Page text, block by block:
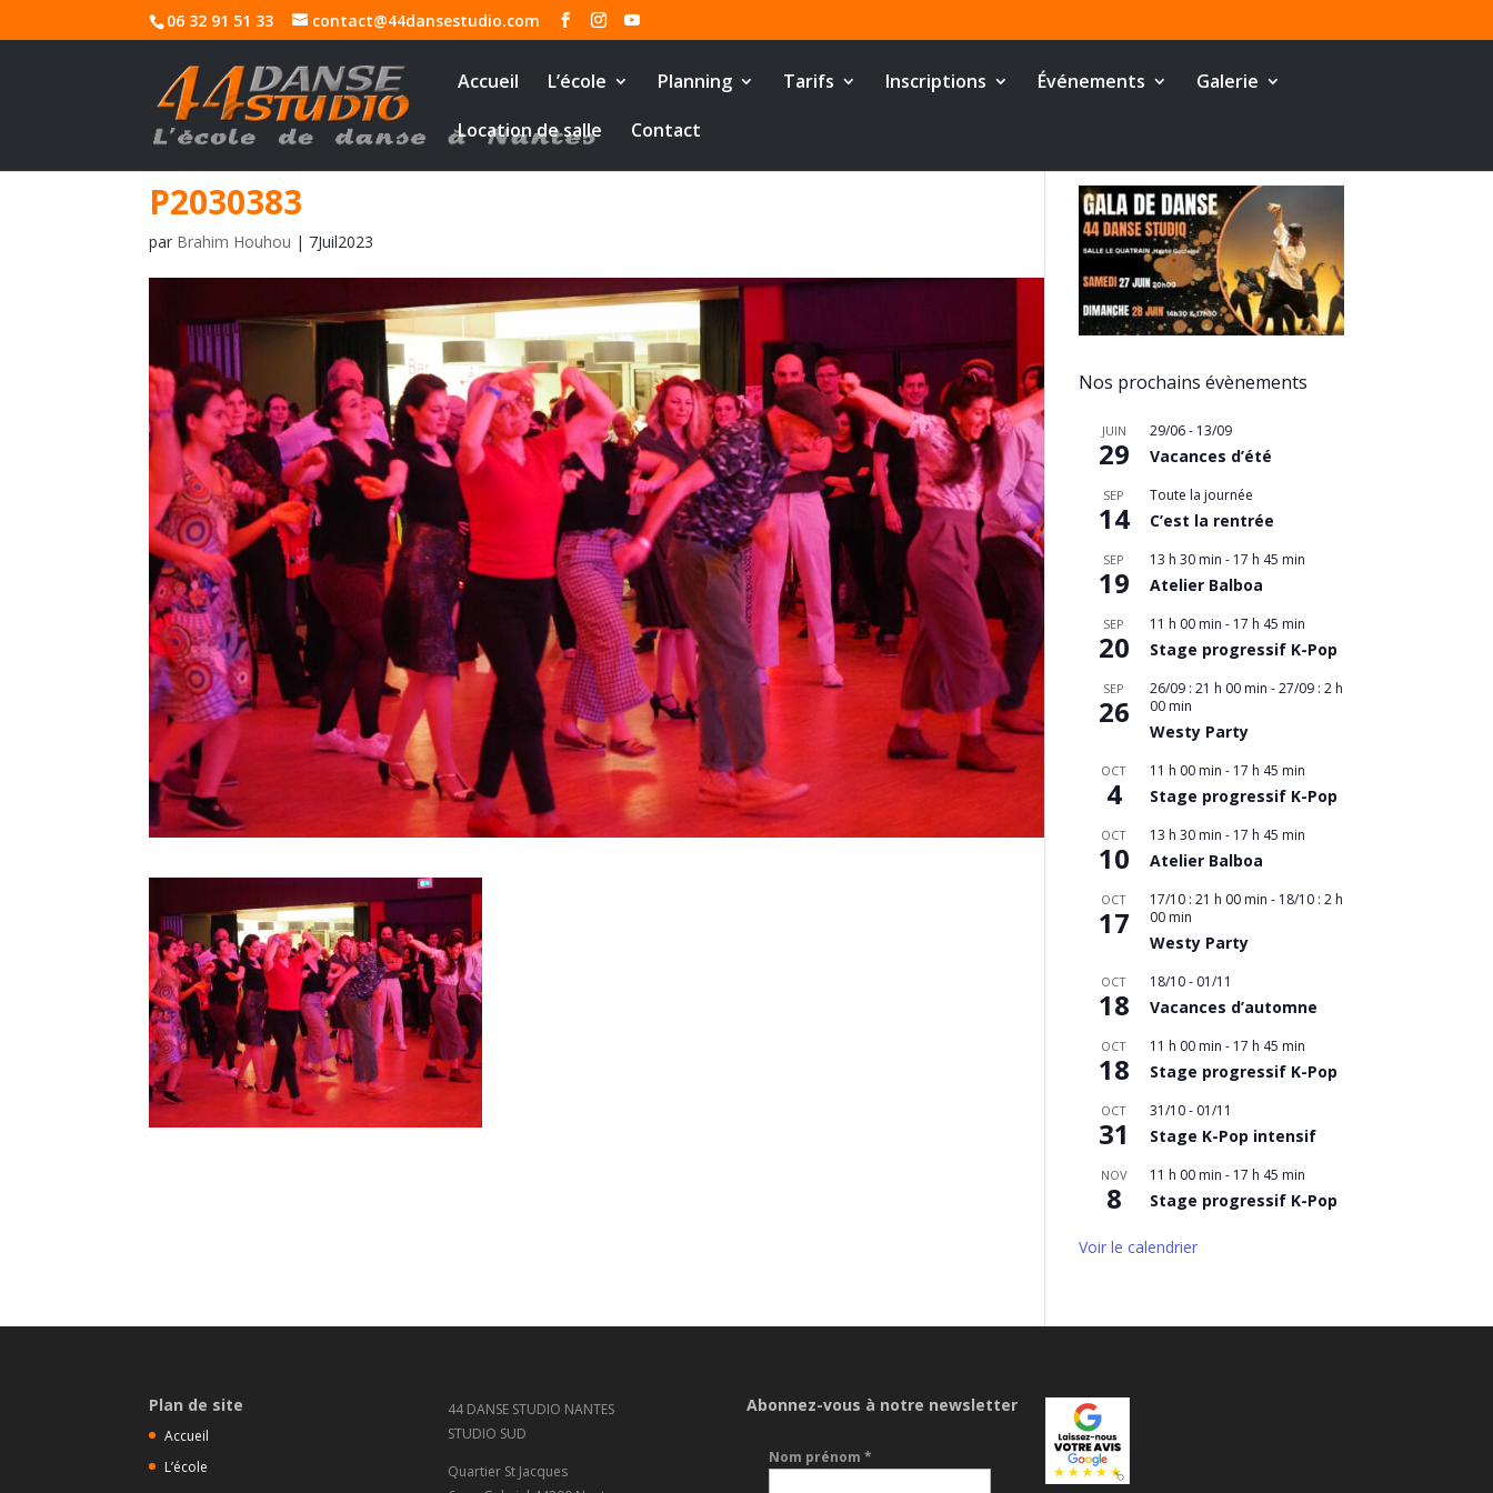
06 32 91 51 33 contact@44dansestudio.com
Accueil L’école Planning Tarifs Inscriptions Événements
Galerie
Location de salle
Contact
P2030383
par Brahim Houhou | 7Juil2023
Nos prochains évènements
JUIN
29
29/06- 13/09
Vacances d’été
SEP
14
Toute la journée
C’est la rentrée
SEP
19
13 h 30 min - 17 h 45 min
Atelier Balboa
SEP
20
11 h 00 min - 17 h 45 min
Stage progressif K-Pop
SEP
26
26/09 : 21 h 00 min -27/09 : 2 h
00 min
Westy Party
OCT
4
11 h 00 min - 17 h 45 min
Stage progressif K-Pop
OCT
10
13 h 30 min - 17 h 45 min
Atelier Balboa
OCT
17
17/10 : 21 h 00 min - 18/10 : 2 h
00 min
Westy Party
OCT
18
18/10- 01/11
Vacances d’automne
OCT
18
11 h 00 min - 17 h 45 min
Stage progressif K-Pop
OCT
31
31/10- 01/11
Stage K-Pop intensif
NOV
8
11 h 00 min - 17 h 45 min
Stage progressif K-Pop
Voir le calendrier
Plan de site
Accueil
L’école
44 DANSE STUDIO NANTES
STUDIO SUD
Quartier St Jacques
Abonnez-vous à notre newsletter
Nom prénom *